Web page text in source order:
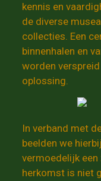
kennis en
de diverse
collecties. Een
binnenhalen en
worden
oplossing.
In verband met
beelden we
vermoedelijk
herkomst is niet